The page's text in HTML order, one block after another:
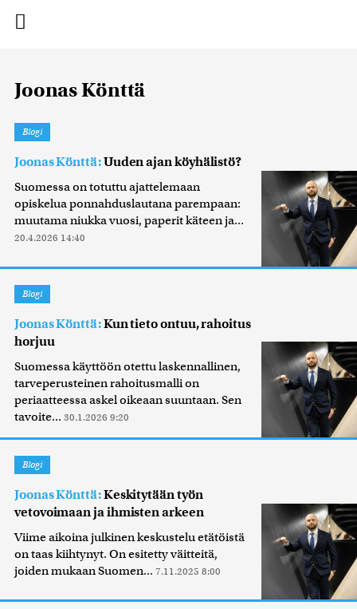
Joonas Könttä
Blogi
Joonas Könttä:Uuden ajan köyhälistö?
Suomessa on totuttu ajattelemaan
opiskelua ponnahduslautana parempaan:
muutama niukka vuosi, paperit käteen ja...
20.4.2026 14:40
Blogi
Joonas Könttä:Kun tieto ontuu, rahoitus
horjuu
Suomessa käyttöön otettu laskennallinen,
tarveperusteinen rahoitusmalli on
periaatteessa askel oikeaan suuntaan. Sen
tavoite... 30.1.2026 9:20
Blogi
Joonas Könttä:Keskitytään työn
vetovoimaan ja ihmisten arkeen
Viime aikoina julkinen keskustelu etätöistä
on taas kiihtynyt. On esitetty väitteitä,
joiden mukaan Suomen... 7.11.2025 8:00